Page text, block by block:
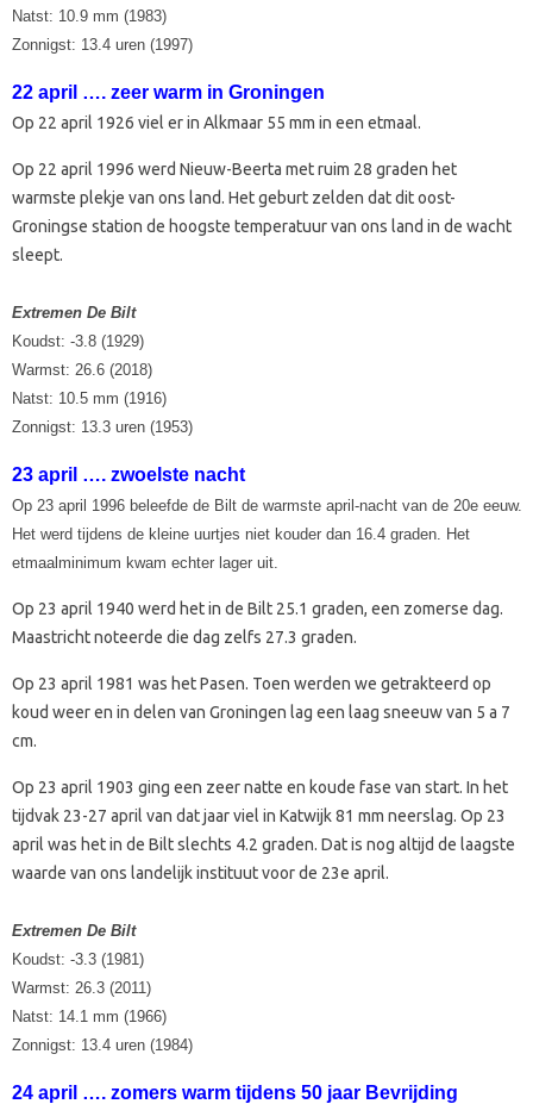
Natst: 10.9 mm (1983)
Zonnigst: 13.4 uren (1997)
22 april …. zeer warm in Groningen
Op 22 april 1926 viel er in Alkmaar 55 mm in een etmaal.
Op 22 april 1996 werd Nieuw-Beerta met ruim 28 graden het
warmste plekje van ons land. Het geburt zelden dat dit oost-
Groningse station de hoogste temperatuur van ons land in de wacht
sleept.
Extremen De Bilt
Koudst: -3.8 (1929)
Warmst: 26.6 (2018)
Natst: 10.5 mm (1916)
Zonnigst: 13.3 uren (1953)
23 april …. zwoelste nacht
Op 23 april 1996 beleefde de Bilt de warmste april-nacht van de 20e eeuw.
Het werd tijdens de kleine uurtjes niet kouder dan 16.4 graden. Het
etmaalminimum kwam echter lager uit.
Op 23 april 1940 werd het in de Bilt 25.1 graden, een zomerse dag.
Maastricht noteerde die dag zelfs 27.3 graden.
Op 23 april 1981 was het Pasen. Toen werden we getrakteerd op
koud weer en in delen van Groningen lag een laag sneeuw van 5 a 7
cm.
Op 23 april 1903 ging een zeer natte en koude fase van start. In het
tijdvak 23-27 april van dat jaar viel in Katwijk 81 mm neerslag. Op 23
april was het in de Bilt slechts 4.2 graden. Dat is nog altijd de laagste
waarde van ons landelijk instituut voor de 23e april.
Extremen De Bilt
Koudst: -3.3 (1981)
Warmst: 26.3 (2011)
Natst: 14.1 mm (1966)
Zonnigst: 13.4 uren (1984)
24 april …. zomers warm tijdens 50 jaar Bevrijding